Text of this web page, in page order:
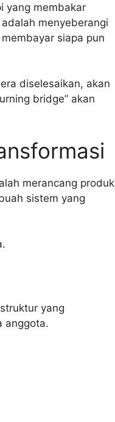
yang membakar
menyeberangi
siapa pun
diselesaikan, akan
bridge” akan
merancang produk
sistem yang
yang
anggota.